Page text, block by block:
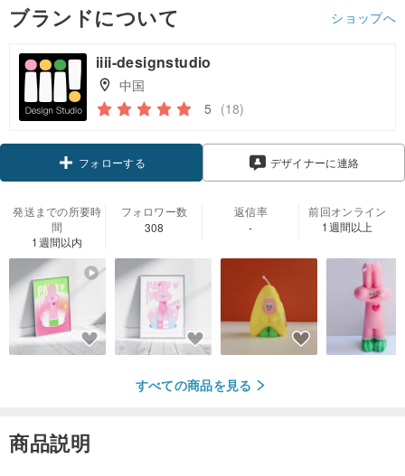
ブランドについて ショップへ
iiii-designstudio
中国
5 (18)
フォローする デザイナーに連絡
発送までの所要時
間
1週間以内
フォロワー数
308
返信率
-
前回オンライン
1週間以上
すべての商品を見る
商品説明